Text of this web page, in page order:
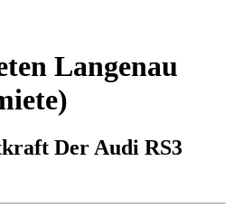
Langenau
Der Audi RS3